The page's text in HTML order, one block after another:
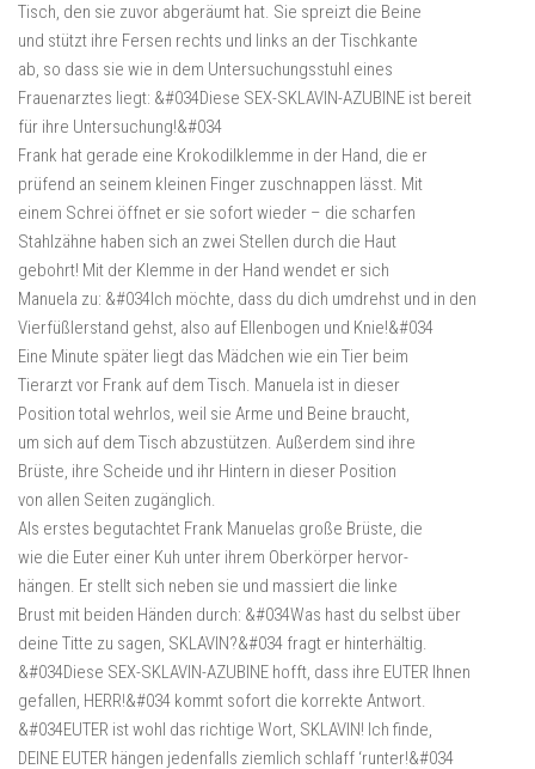
Tisch, den sie zuvor abgeräumt hat. Sie spreizt die Beine
und stützt ihre Fersen rechts und links an der Tischkante
ab, so dass sie wie in dem Untersuchungsstuhl eines
Frauenarztes liegt: &#034Diese SEX-SKLAVIN-AZUBINE ist bereit
für ihre Untersuchung!&#034
Frank hat gerade eine Krokodilklemme in der Hand, die er
prüfend an seinem kleinen Finger zuschnappen lässt. Mit
einem Schrei öffnet er sie sofort wieder – die scharfen
Stahlzähne haben sich an zwei Stellen durch die Haut
gebohrt! Mit der Klemme in der Hand wendet er sich
Manuela zu: &#034Ich möchte, dass du dich umdrehst und in den
Vierfüßlerstand gehst, also auf Ellenbogen und Knie!&#034
Eine Minute später liegt das Mädchen wie ein Tier beim
Tierarzt vor Frank auf dem Tisch. Manuela ist in dieser
Position total wehrlos, weil sie Arme und Beine braucht,
um sich auf dem Tisch abzustützen. Außerdem sind ihre
Brüste, ihre Scheide und ihr Hintern in dieser Position
von allen Seiten zugänglich.
Als erstes begutachtet Frank Manuelas große Brüste, die
wie die Euter einer Kuh unter ihrem Oberkörper hervor-
hängen. Er stellt sich neben sie und massiert die linke
Brust mit beiden Händen durch: &#034Was hast du selbst über
deine Titte zu sagen, SKLAVIN?&#034 fragt er hinterhältig.
&#034Diese SEX-SKLAVIN-AZUBINE hofft, dass ihre EUTER Ihnen
gefallen, HERR!&#034 kommt sofort die korrekte Antwort.
&#034EUTER ist wohl das richtige Wort, SKLAVIN! Ich finde,
DEINE EUTER hängen jedenfalls ziemlich schlaff ‘runter!&#034